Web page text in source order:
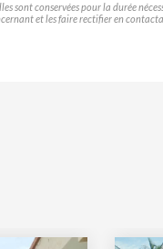
sont conservées pour la durée
et les faire rectifier en